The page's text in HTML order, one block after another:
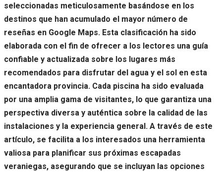
seleccionadas meticulosamente basándose en los
destinos que han acumulado el mayor número de
reseñas en Google Maps. Esta clasificación ha sido
elaborada con el fin de ofrecer a los lectores una guía
confiable y actualizada sobre los lugares más
recomendados para disfrutar del agua y el sol en esta
encantadora provincia. Cada piscina ha sido evaluada
por una amplia gama de visitantes, lo que garantiza una
perspectiva diversa y auténtica sobre la calidad de las
instalaciones y la experiencia general. A través de este
artículo, se facilita a los interesados una herramienta
valiosa para planificar sus próximas escapadas
veraniegas, asegurando que se incluyan las opciones